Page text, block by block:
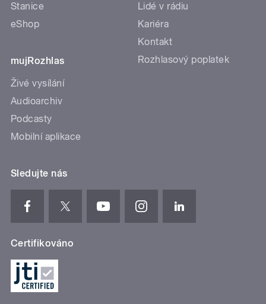
Stanice
eShop
mujRozhlas
Živé vysílání
Audioarchiv
Podcasty
Mobilní aplikace
Lidé v rádiu
Kariéra
Kontakt
Rozhlasový poplatek
Sledujte nás
Certifikováno